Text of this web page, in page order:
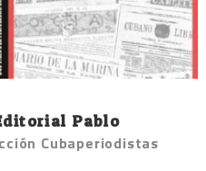
Pablo
Cubaperiodistas